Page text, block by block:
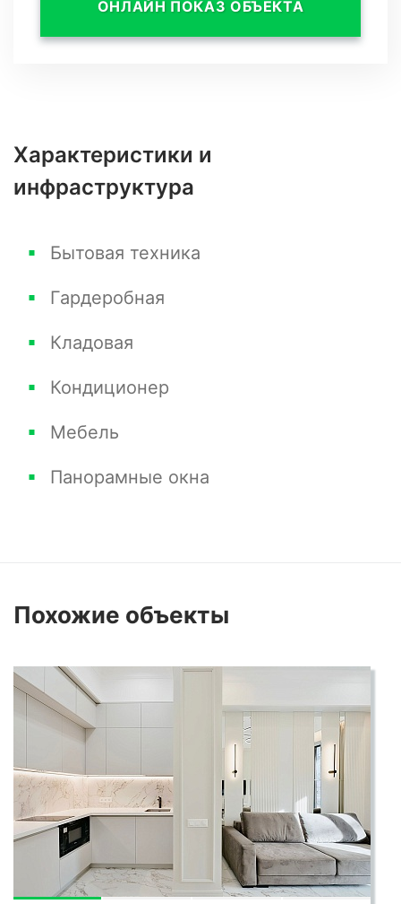
ОНЛАЙН ПОКАЗ ОБЪЕКТА
Характеристики и
инфраструктура
Бытовая техника
Гардеробная
Кладовая
Кондиционер
Мебель
Панорамные окна
Похожие объекты